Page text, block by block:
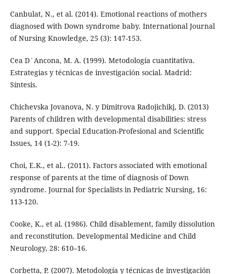
Canbulat, N., et al. (2014). Emotional reactions of mothers
diagnosed with Down syndrome baby. International Journal
of Nursing Knowledge, 25 (3): 147-153.
Cea D´Ancona, M. A. (1999). Metodología cuantitativa.
Estrategias y técnicas de investigación social. Madrid:
Síntesis.
Chichevska Jovanova, N. y Dimitrova Radojichikj, D. (2013)
Parents of children with developmental disabilities: stress
and support. Special Education-Profesional and Scientific
Issues, 14 (1-2): 7-19.
Choi, E.K., et al.. (2011). Factors associated with emotional
response of parents at the time of diagnosis of Down
syndrome. Journal for Specialists in Pediatric Nursing, 16:
113-120.
Cooke, K., et al. (1986). Child disablement, family dissolution
and reconstitution. Developmental Medicine and Child
Neurology, 28: 610–16.
Corbetta, P. (2007). Metodología y técnicas de investigación